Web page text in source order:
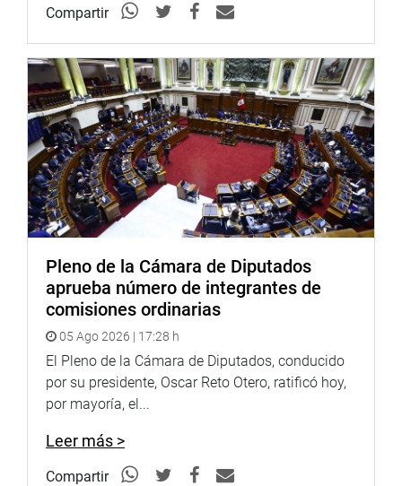
Compartir
Pleno de la Cámara de Diputados
aprueba número de integrantes de
comisiones ordinarias
05 Ago 2026 | 17:28 h
El Pleno de la Cámara de Diputados, conducido
por su presidente, Oscar Reto Otero, ratificó hoy,
por mayoría, el...
Leer más >
Compartir